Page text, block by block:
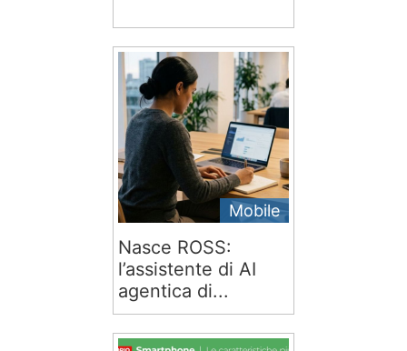
Mobile
Nasce ROSS:
l’assistente di AI
agentica di...